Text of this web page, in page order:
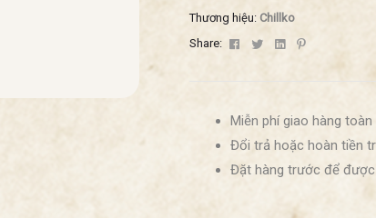
Thương hiệu: Chillko
Share:
Facebook
TwitterLinkedin
Pinterest
Miễn phí giao hàng
Đổi trả hoặc hoàn tiền
Đặt hàng trước để